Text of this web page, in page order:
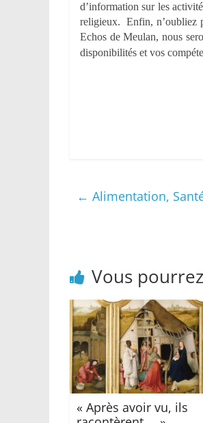
d’information sur les
religieux. Enfin, n’oubliez
Echos de Meulan, nous
disponibilités et vos
← Alimentation,
Vous
« Après avoir vu, ils